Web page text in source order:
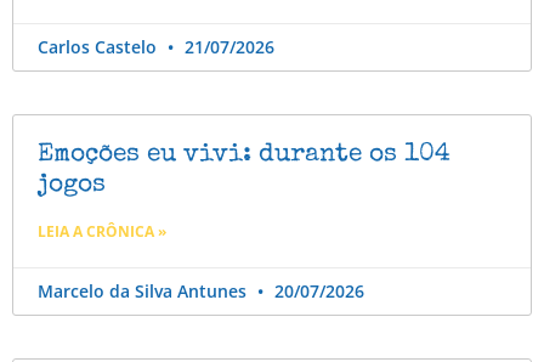
Carlos Castelo 21/07/2026
Emoções eu vivi: durante os 104
jogos
LEIA A CRÔNICA »
Marcelo da Silva Antunes 20/07/2026